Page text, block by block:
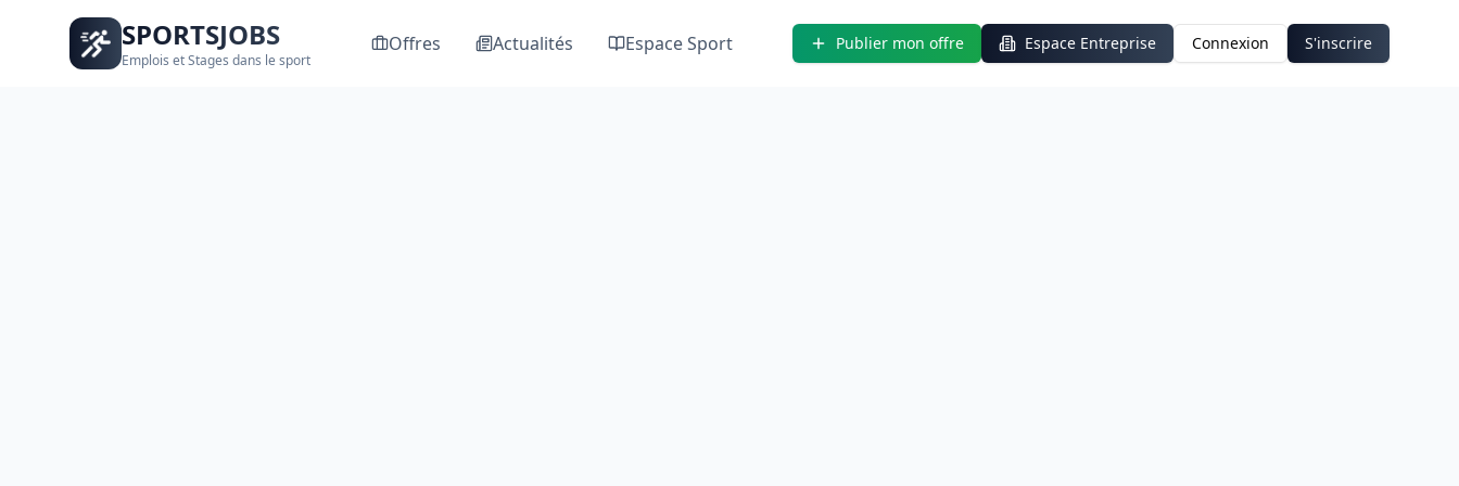
SPORTSJOBS
Emplois et Stages dans le sport
Offres Actualités Espace Sport Publier mon offre Espace Entreprise Connexion S'inscrire